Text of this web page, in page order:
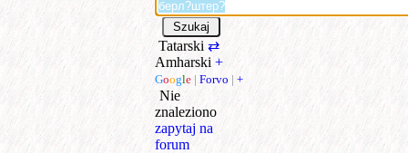
Tatarski ⇄
Amharski +
Google | Forvo | +
Nie
znaleziono
zapytaj na
forum